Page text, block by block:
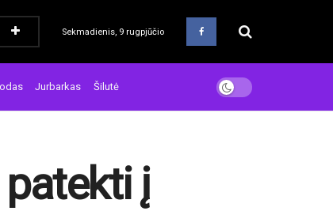
Sekmadienis, 9 rugpjūčio
Jurbarkas Šilutė
į